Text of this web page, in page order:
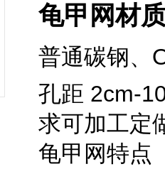
龟甲网材
普通碳钢、
孔距 2cm-
求可加工定
龟甲网特点